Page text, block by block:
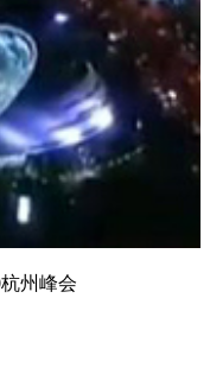
州峰会